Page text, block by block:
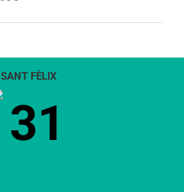
SANT FÈLIX
31